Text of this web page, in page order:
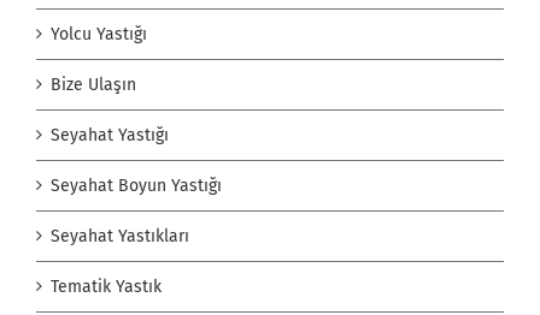
Yolcu Yastığı
Bize Ulaşın
Seyahat Yastığı
Seyahat Boyun Yastığı
Seyahat Yastıkları
Tematik Yastık